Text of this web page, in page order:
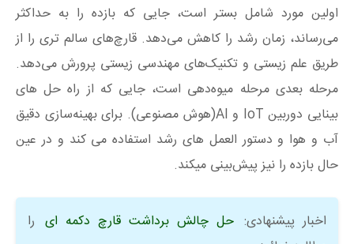
اولین مورد شامل بستر است، جایی که بازده را به حداکثر
می‌رساند، زمان رشد را کاهش می‌دهد. قارچ‌های سالم‌ تری را از
طریق علم زیستی و تکنیک‌های مهندسی زیستی پرورش می‌دهد.
مرحله بعدی مرحله میوه‌دهی است، جایی که از راه حل های
بینایی دوربین IoT و AI(هوش مصنوعی). برای بهینه‌سازی دقیق
آب و هوا و دستور العمل های رشد استفاده می کند و در عین
حال بازده را نیز پیش‌بینی میکند.
اخبار پیشنهادی: حل چالش برداشت قارچ دکمه ای را